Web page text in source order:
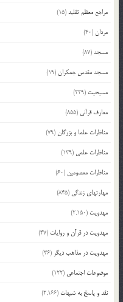
مراجع معظم تقلید(15)
مردان(40)
مسجد(87)
مسجد مقدس جمکران(19)
مسیحیت (229)
معارف قرآنی (855)
مناظرات علما و بزرگان(79)
مناظرات علمی (139)
مناظرات معصومین (60)
مهارتهای زندگی (845)
مهدویت (2,150)
مهدویت در قرآن و روایات (47)
مهدویت در مذاهب دیگر (36)
موضوعات اجتماعی (122)
نقد و پاسخ به شبهات (2,166)